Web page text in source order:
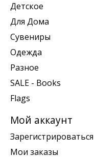
Детское
Для Дома
Сувениры
Одежда
Разное
SALE - Books
Flags
Мой аккаунт
Зарегистрироваться
Мои заказы